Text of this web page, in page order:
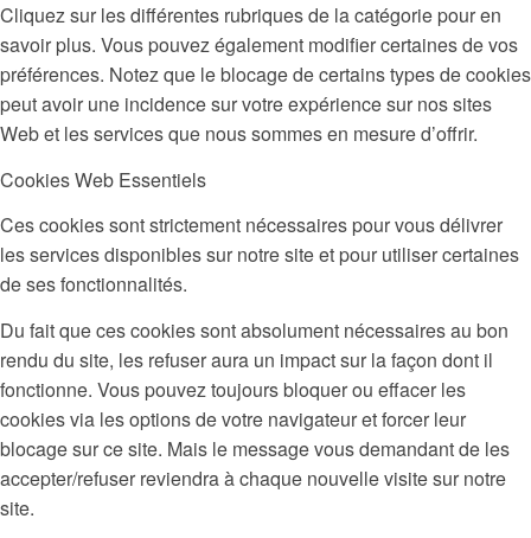
Cliquez sur les différentes rubriques de la catégorie pour en
savoir plus. Vous pouvez également modifier certaines de vos
préférences. Notez que le blocage de certains types de cookies
peut avoir une incidence sur votre expérience sur nos sites
Web et les services que nous sommes en mesure d’offrir.
Cookies Web Essentiels
Ces cookies sont strictement nécessaires pour vous délivrer
les services disponibles sur notre site et pour utiliser certaines
de ses fonctionnalités.
Du fait que ces cookies sont absolument nécessaires au bon
rendu du site, les refuser aura un impact sur la façon dont il
fonctionne. Vous pouvez toujours bloquer ou effacer les
cookies via les options de votre navigateur et forcer leur
blocage sur ce site. Mais le message vous demandant de les
accepter/refuser reviendra à chaque nouvelle visite sur notre
site.